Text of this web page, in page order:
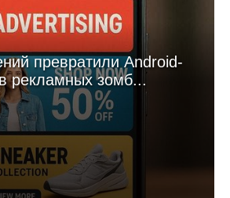
превратили Android-
рекламных зомб...